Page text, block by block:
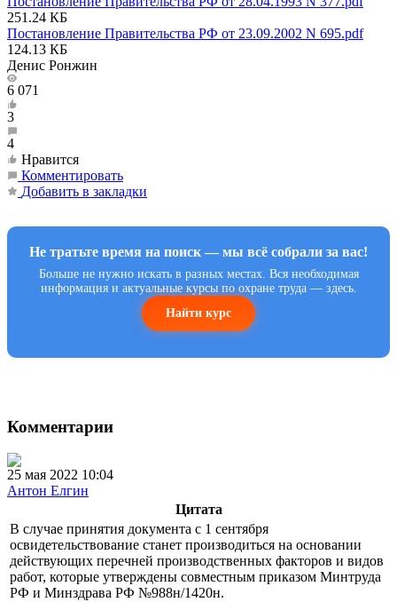
251.24 КБ
Постановление Правительства РФ от 23.09.2002 N 695.pdf
124.13 КБ
Денис Ронжин
6 071
3
4
Нравится
Комментировать
Добавить в закладки
Не тратьте время на поиск — мы всё собрали за вас!
Больше не нужно искать в разных местах. Вся необходимая
информация и актуальные курсы по охране труда — здесь.
Найти курс
Комментарии
25 мая 2022 10:04
Антон Елгин
Цитата
В случае принятия документа с 1 сентября
освидетельствование станет производиться на основании
действующих перечней производственных факторов и видов
работ, которые утверждены совместным приказом Минтруда
РФ и Минздрава РФ №988н/1420н.